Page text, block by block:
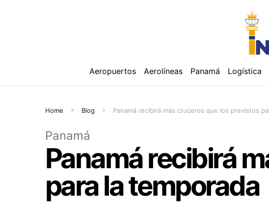
Aeropuertos Aerolíneas Panamá Logística
Home Blog Panamá recibirá más cruceros que los previstos
Panamá
Panamá recibirá
para la temporada